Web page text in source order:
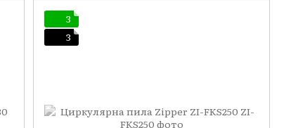
3
3